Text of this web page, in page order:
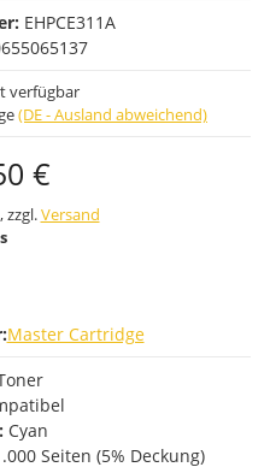
EHPCE311A
verfügbar
(DE - Ausland abweichend)
€
zzgl.Versand
Master Cartridge
Cyan
Seiten (5% Deckung)